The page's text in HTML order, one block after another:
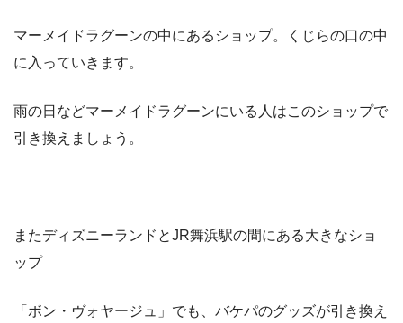
マーメイドラグーンの中にあるショップ。くじらの口の中
に入っていきます。
雨の日などマーメイドラグーンにいる人はこのショップで
引き換えましょう。
またディズニーランドとJR舞浜駅の間にある大きなショ
ップ
「ボン・ヴォヤージュ」でも、バケパのグッズが引き換え